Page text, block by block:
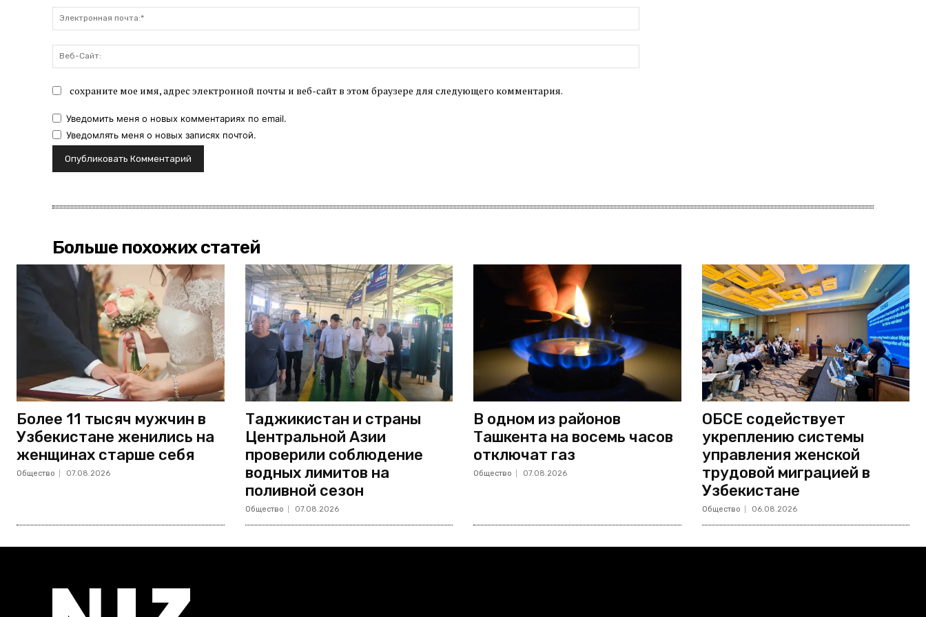
почта:*
Сайт:
сохраните мое имя, адрес электронной почты и веб-сайт в этом браузере для следующего комментария.
Уведомить меня о новых комментариях по email.
Уведомлять меня о новых записях почтой.
Больше похожих статей
Более 11 тысяч мужчин в
Узбекистане женились на
женщинах старше себя
Общество 07.08.2026
Таджикистан и страны
Центральной Азии
проверили соблюдение
водных лимитов на
поливной сезон
Общество 07.08.2026
В одном из районов
Ташкента на восемь часов
отключат газ
Общество 07.08.2026
ОБСЕ содействует
укреплению системы
управления женской
трудовой миграцией в
Узбекистане
Общество 06.08.2026